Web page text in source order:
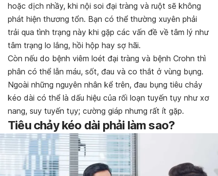
hoặc dịch nhầy, khi nội soi đại tràng và ruột sẽ không
phát hiện thương tổn. Bạn có thể thường xuyên phải
trải qua tình trạng này khi gặp các vấn đề về tâm lý như
tâm trạng lo lắng, hồi hộp hay sợ hãi.
Còn nếu do bệnh viêm loét đại tràng và bệnh Crohn thì
phân có thể lẫn máu, sốt, đau và co thắt ở vùng bụng.
Ngoài những nguyên nhân kể trên, đau bụng tiêu chảy
kéo dài có thể là dấu hiệu của rối loạn tuyến tụy như xơ
nang, suy tuyến tụy; cường giáp nhưng rất ít gặp.
Tiêu chảy kéo dài phải làm sao?